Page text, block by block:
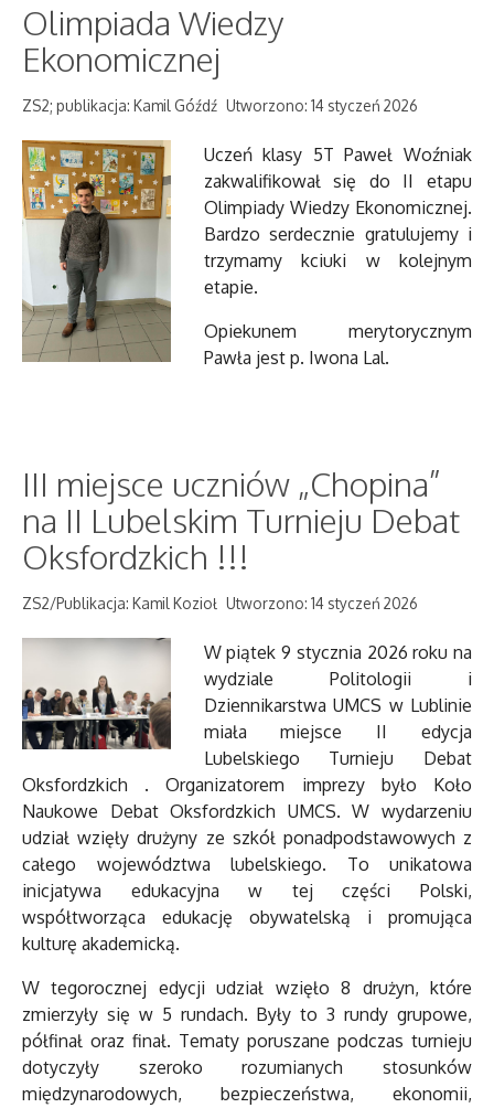
Olimpiada Wiedzy
Ekonomicznej
ZS2; publikacja: Kamil Góźdź Utworzono: 14 styczeń 2026
Uczeń klasy 5T Paweł Woźniak
zakwalifikował się do II etapu
Olimpiady Wiedzy Ekonomicznej.
Bardzo serdecznie gratulujemy i
trzymamy kciuki w kolejnym
etapie.
Opiekunem merytorycznym
Pawła jest p. Iwona Lal.
III miejsce uczniów „Chopina”
na II Lubelskim Turnieju Debat
Oksfordzkich !!!
ZS2/Publikacja: Kamil Kozioł Utworzono: 14 styczeń 2026
W piątek 9 stycznia 2026 roku na
wydziale Politologii i
Dziennikarstwa UMCS w Lublinie
miała miejsce II edycja
Lubelskiego Turnieju Debat
Oksfordzkich . Organizatorem imprezy było Koło
Naukowe Debat Oksfordzkich UMCS. W wydarzeniu
udział wzięły drużyny ze szkół ponadpodstawowych z
całego województwa lubelskiego. To unikatowa
inicjatywa edukacyjna w tej części Polski,
współtworząca edukację obywatelską i promująca
kulturę akademicką.
W tegorocznej edycji udział wzięło 8 drużyn, które
zmierzyły się w 5 rundach. Były to 3 rundy grupowe,
półfinał oraz finał. Tematy poruszane podczas turnieju
dotyczyły szeroko rozumianych stosunków
międzynarodowych, bezpieczeństwa, ekonomii,